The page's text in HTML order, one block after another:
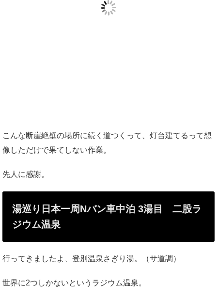
こんな断崖絶壁の場所に続く道つくって、灯台建てるって想
像しただけで果てしない作業。
先人に感謝。
湯巡り日本一周Nバン車中泊 3湯目 二股ラ
ジウム温泉
行ってきましたよ、登別温泉さぎり湯。（サ道調）
世界に2つしかないというラジウム温泉。